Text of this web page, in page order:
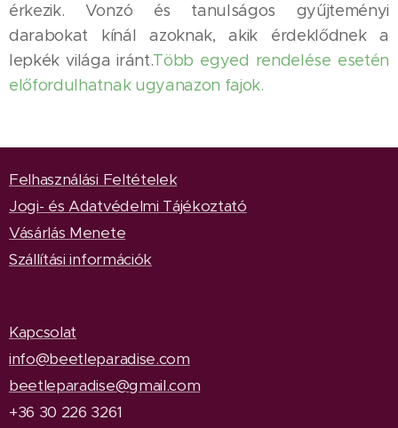
érkezik. Vonzó és tanulságos gyűjteményi
darabokat kínál azoknak, akik érdeklődnek a
lepkék világa iránt.Több egyed rendelése esetén
előfordulhatnak ugyanazon fajok.
Felhasználási Feltételek
Jogi- és Adatvédelmi Tájékoztató
Vásárlás Menete
Szállítási információk
Kapcsolat
info@beetleparadise.com
beetleparadise@gmail.com
+36 30 226 3261